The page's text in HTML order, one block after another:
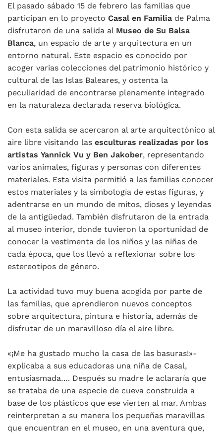
El pasado sábado 15 de febrero las familias que
participan en lo proyecto Casal en Familia de Palma
disfrutaron de una salida al Museo de Su Balsa
Blanca, un espacio de arte y arquitectura en un
entorno natural. Este espacio es conocido por
acoger varias colecciones del patrimonio histórico y
cultural de las Islas Baleares, y ostenta la
peculiaridad de encontrarse plenamente integrado
en la naturaleza declarada reserva biológica.
Con esta salida se acercaron al arte arquitectónico al
aire libre visitando las esculturas realizadas por los
artistas Yannick Vu y Ben Jakober, representando
varios animales, figuras y personas con diferentes
materiales. Esta visita permitió a las familias conocer
estos materiales y la simbología de estas figuras, y
adentrarse en un mundo de mitos, dioses y leyendas
de la antigüedad. También disfrutaron de la entrada
al museo interior, donde tuvieron la oportunidad de
conocer la vestimenta de los niños y las niñas de
cada época, que los llevó a reflexionar sobre los
estereotipos de género.
La actividad tuvo muy buena acogida por parte de
las familias, que aprendieron nuevos conceptos
sobre arquitectura, pintura e historia, además de
disfrutar de un maravilloso día el aire libre.
«¡Me ha gustado mucho la casa de las basuras!»-
explicaba a sus educadoras una niña de Casal,
entusiasmada…. Después su madre le aclararía que
se trataba de una especie de cueva construida a
base de los plásticos que ese vierten al mar. Ambas
reinterpretan a su manera los pequeñas maravillas
que encuentran en el museo, en una aventura que,